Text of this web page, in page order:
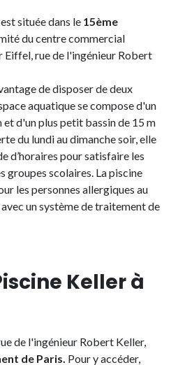
est située dans le 15ème
du centre commercial
Eiffel, rue de l'ingénieur Robert
de disposer de deux
aquatique se compose d'un
et d'un plus petit bassin de 15 m
du lundi au dimanche soir, elle
d’horaires pour satisfaire les
groupes scolaires. La piscine
les personnes allergiques au
un système de traitement de
Keller à
de l'ingénieur Robert Keller,
de Paris. Pour y accéder,